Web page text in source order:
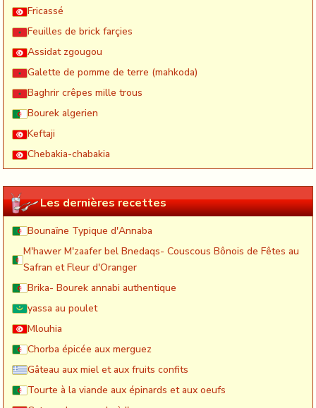
Fricassé
Feuilles de brick farçies
Assidat zgougou
Galette de pomme de terre (mahkoda)
Baghrir crêpes mille trous
Bourek algerien
Keftaji
Chebakia-chabakia
Les dernières recettes
Bounaïne Typique d'Annaba
M'hawer M'zaafer bel Bnedaqs- Couscous Bônois de Fêtes au
Safran et Fleur d'Oranger
Brika- Bourek annabi authentique
yassa au poulet
Mlouhia
Chorba épicée aux merguez
Gâteau aux miel et aux fruits confits
Tourte à la viande aux épinards et aux oeufs